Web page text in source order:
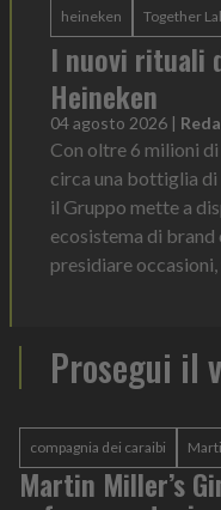
heineken Together
I nuovi rituali
Heineken
04 agosto 2026 |
Con oltre 6 milioni
circa una bottiglia
il Gruppo mette a
ecosistema di
presidiare
Prosegui il
compagnia dei caraibi
Martin Miller’s